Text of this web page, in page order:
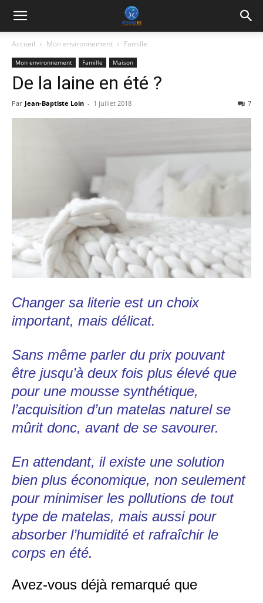
Accueil Mon environnement Famille
Mon environnement Famille Maison
De la laine en été ?
Par Jean-Baptiste Loin - 1 juillet 2018 7
Changer sa literie est un choix
important, mais délicat.
Sans même parler du prix pouvant
être jusqu’à deux fois plus élevé que
pour une mousse synthétique,
l’acquisition d’un matelas naturel se
mûrit donc, avant de se savourer.
En attendant, il existe une solution
bien plus économique, non seulement
pour minimiser les pollutions de tout
type de matelas, mais aussi pour
absorber l’humidité et rafraîchir le
corps en été.
Avez-vous déjà remarqué que